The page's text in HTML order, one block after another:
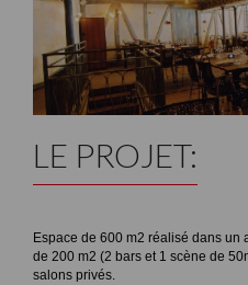
LE PROJET:
Espace de 600 m2 réalisé dans
de 200 m2 (2 bars et 1 scène de
salons privés.